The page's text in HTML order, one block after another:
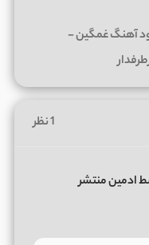
آهنگ غمگین-
1 نظر
ادمین منتشر